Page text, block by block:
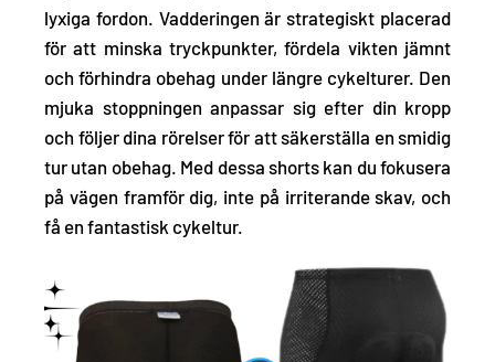
lyxiga fordon. Vadderingen är strategiskt placerad
för att minska tryckpunkter, fördela vikten jämnt
och förhindra obehag under längre cykelturer. Den
mjuka stoppningen anpassar sig efter din kropp
och följer dina rörelser för att säkerställa en smidig
tur utan obehag. Med dessa shorts kan du fokusera
på vägen framför dig, inte på irriterande skav, och
få en fantastisk cykeltur.